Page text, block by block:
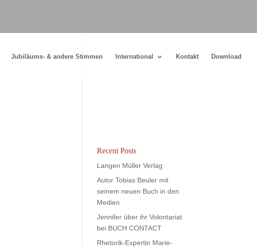
Jubiläums- & andere Stimmen International Kontakt Download
Recent Posts
Langen Müller Verlag
Autor Tobias Beuler mit
seinem neuen Buch in den
Medien
Jennifer über ihr Volontariat
bei BUCH CONTACT
Rhetorik-Expertin Marie-